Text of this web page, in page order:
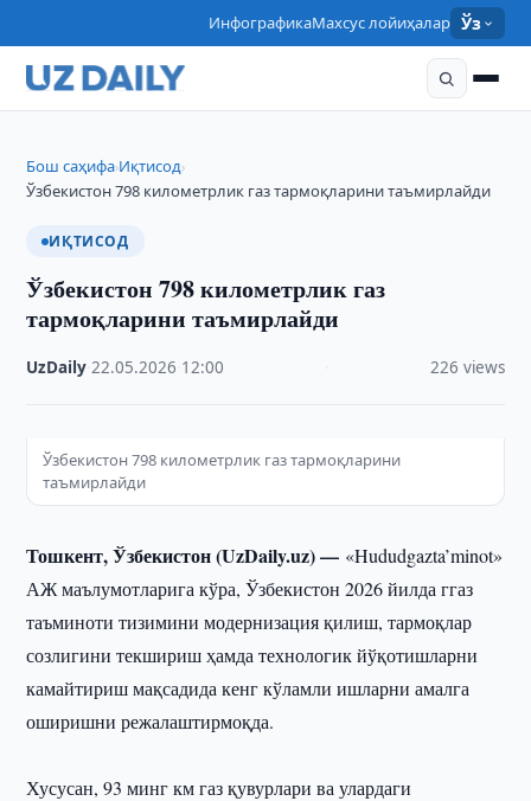
ИнфографикаМахсус лойиҳалар Ўз
Бош саҳифа›Иқтисод›
Ўзбекистон 798 километрлик газ тармоқларини таъмирлайди
ИҚТИСОД
Ўзбекистон 798 километрлик газ
тармоқларини таъмирлайди
UzDaily ·22.05.2026 12:00 226 views
Ўзбекистон 798 километрлик газ тармоқларини
таъмирлайди
Тошкент, Ўзбекистон (UzDaily.uz) — «Hududgazta’minot»
АЖ маълумотларига кўра, Ўзбекистон 2026 йилда ггаз
таъминоти тизимини модернизация қилиш, тармоқлар
созлигини текшириш ҳамда технологик йўқотишларни
камайтириш мақсадида кенг кўламли ишларни амалга
оширишни режалаштирмоқда.
Хусусан, 93 минг км газ қувурлари ва улардаги